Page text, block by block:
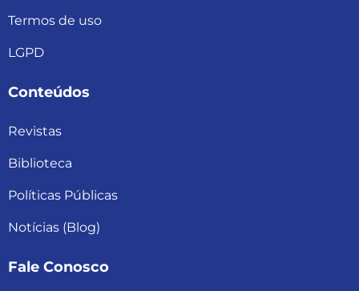
Termos de uso
LGPD
Conteúdos
Revistas
Biblioteca
Políticas Públicas
Notícias (Blog)
Fale Conosco